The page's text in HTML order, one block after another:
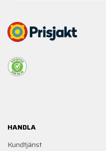
HANDLA
Kundtjänst